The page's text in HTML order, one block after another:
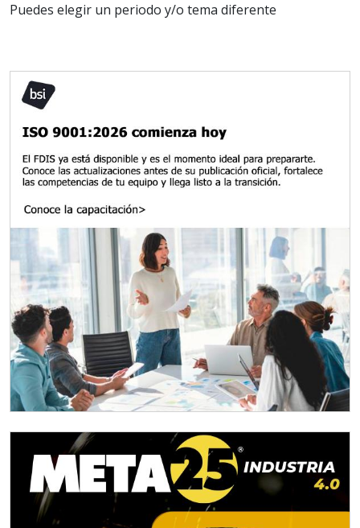
Puedes elegir un periodo y/o tema diferente